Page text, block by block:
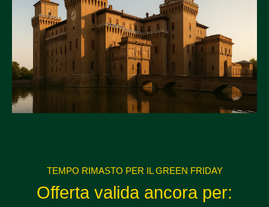
TEMPO RIMASTO PER IL GREEN FRIDAY
Offerta valida ancora per: